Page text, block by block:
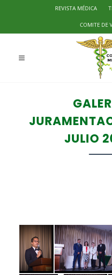
REVISTA MÉDICA
COMITE DE
JULIO